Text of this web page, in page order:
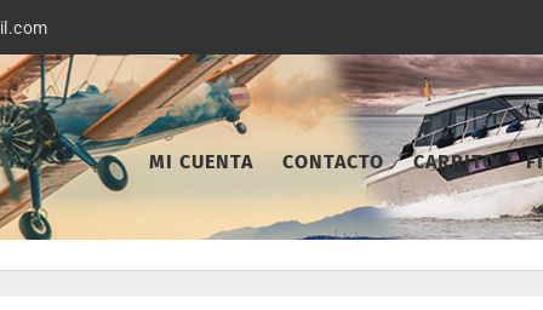
MI CUENTA CONTACTO CARRITO